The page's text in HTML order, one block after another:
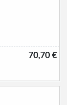
70,70 €